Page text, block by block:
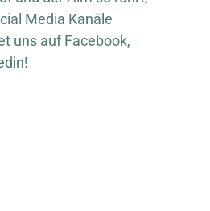
Media Kanäle
uns auf Facebook,